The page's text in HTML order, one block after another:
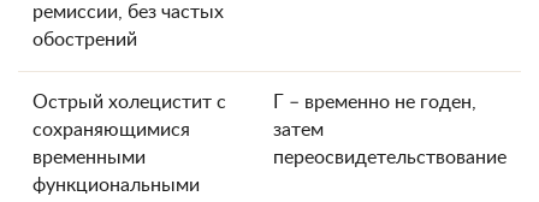
ремиссии, без частых
обострений
Острый холецистит с
сохраняющимися
временными
функциональными
Г – временно не годен,
затем
переосвидетельствование